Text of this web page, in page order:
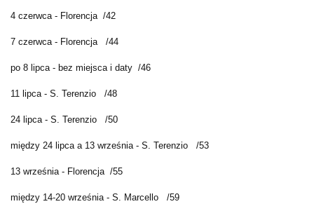
4 czerwca - Florencja /42
7 czerwca - Florencja /44
po 8 lipca - bez miejsca i daty /46
11 lipca - S. Terenzio /48
24 lipca - S. Terenzio /50
między 24 lipca a 13 września - S. Terenzio /53
13 września - Florencja /55
między 14-20 września - S. Marcello /59